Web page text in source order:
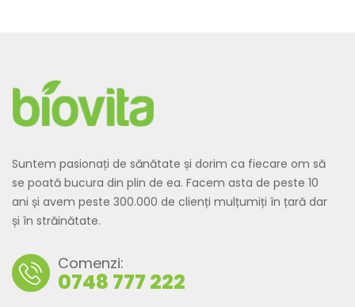
Suntem pasionați de sănătate și dorim ca fiecare om să
se poată bucura din plin de ea. Facem asta de peste 10
ani și avem peste 300.000 de clienți mulțumiți în țară dar
și în străinătate.
Comenzi:
0748 777 222